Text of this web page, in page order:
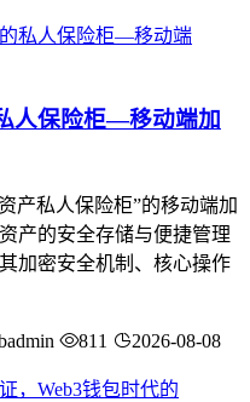
人保险柜—移动端加
产私人保险柜”的移动端加
产的安全存储与便捷管理
加密安全机制、核心操作
811 2026-08-08